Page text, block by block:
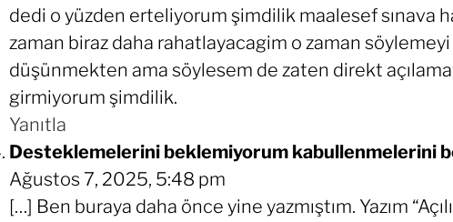
dedi o yüzden erteliyorum şimdilik maalesef sınava
zaman biraz daha rahatlayacagim o zaman
düşünmekten ama söylesem de zaten direkt
girmiyorum şimdilik.
Yanıtla
Desteklemelerini beklemiyorum kabullenmelerini
Ağustos 7, 2025, 5:48 pm
[…] Ben buraya daha önce yine yazmıştım. Yazım